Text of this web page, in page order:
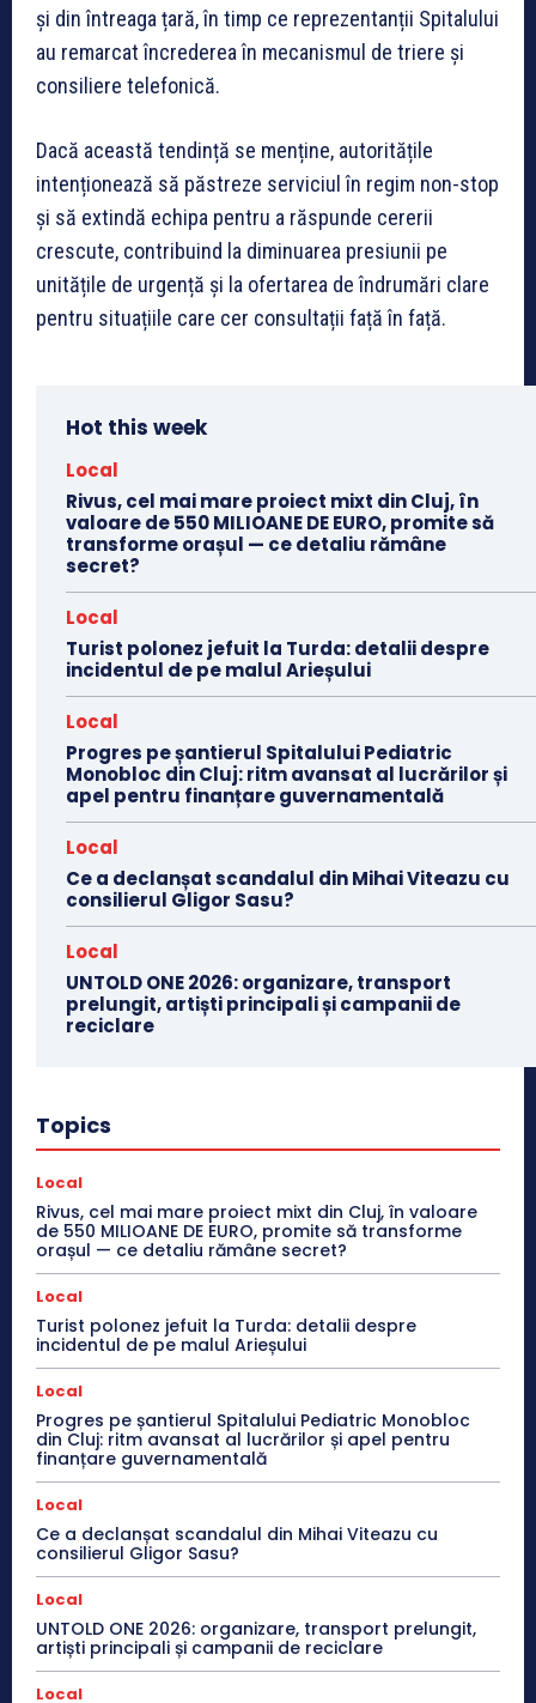
și din întreaga țară, în timp ce reprezentanții Spitalului
au remarcat încrederea în mecanismul de triere și
consiliere telefonică.
Dacă această tendință se menține, autoritățile
intenționează să păstreze serviciul în regim non-stop
și să extindă echipa pentru a răspunde cererii
crescute, contribuind la diminuarea presiunii pe
unitățile de urgență și la ofertarea de îndrumări clare
pentru situațiile care cer consultații față în față.
Hot this week
Local
Rivus, cel mai mare proiect mixt din Cluj, în
valoare de 550 MILIOANE DE EURO, promite să
transforme orașul — ce detaliu rămâne
secret?
Local
Turist polonez jefuit la Turda: detalii despre
incidentul de pe malul Arieșului
Local
Progres pe șantierul Spitalului Pediatric
Monobloc din Cluj: ritm avansat al lucrărilor și
apel pentru finanțare guvernamentală
Local
Ce a declanșat scandalul din Mihai Viteazu cu
consilierul Gligor Sasu?
Local
UNTOLD ONE 2026: organizare, transport
prelungit, artiști principali și campanii de
reciclare
Topics
Local
Rivus, cel mai mare proiect mixt din Cluj, în valoare
de 550 MILIOANE DE EURO, promite să transforme
orașul — ce detaliu rămâne secret?
Local
Turist polonez jefuit la Turda: detalii despre
incidentul de pe malul Arieșului
Local
Progres pe șantierul Spitalului Pediatric Monobloc
din Cluj: ritm avansat al lucrărilor și apel pentru
finanțare guvernamentală
Local
Ce a declanșat scandalul din Mihai Viteazu cu
consilierul Gligor Sasu?
Local
UNTOLD ONE 2026: organizare, transport prelungit,
artiști principali și campanii de reciclare
Local